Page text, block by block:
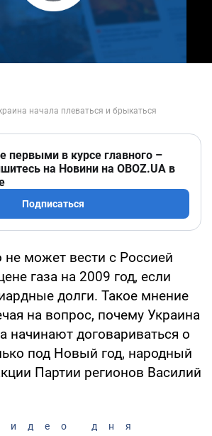
первыми в курсе главного –
на Новини на OBOZ.UA в
Подписаться
не может вести с Россией
газа на 2009 год, если
долги. Такое мнение
на вопрос, почему Украина
начинают договариваться о
под Новый год, народный
Партии регионов Василий
дня